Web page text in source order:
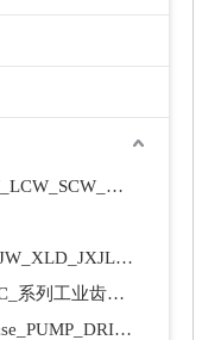
WH_WHCJ_CW_LCW_SCW_WD_WSJ_WXJ_A_M
XWD_BWY_JXJW_XLD_JXJL_BLY_BYY_XWED_BWEY
替代SEW_M_MC_系列工业齿轮箱
Gear_transfer_case_PUMP_DRIVE